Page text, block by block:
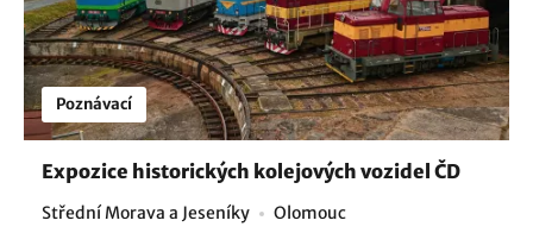
Poznávací
Expozice historických kolejových vozidel ČD
Střední Morava a Jeseníky Olomouc